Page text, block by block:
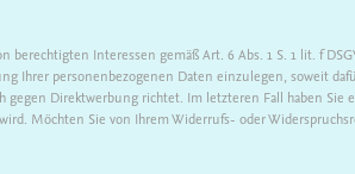
berechtigten Interessen gemäß Art. 6 Abs. 1 S. 1 lit. f
Ihrer personenbezogenen Daten einzulegen, soweit
Direktwerbung richtet. Im letzteren Fall haben Sie
Möchten Sie von Ihrem Widerrufs- oder